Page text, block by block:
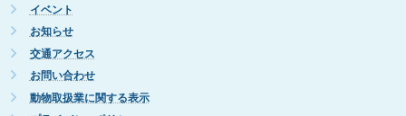
イベント
お知らせ
交通アクセス
お問い合わせ
動物取扱業に関する表示